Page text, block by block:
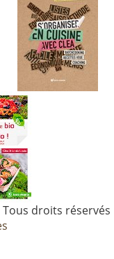
droits réservés